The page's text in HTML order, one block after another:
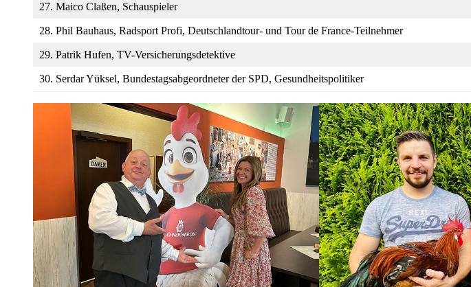
27. Maico Claßen, Schauspieler
28. Phil Bauhaus, Radsport Profi, Deutschlandtour- und Tour de France-Teilnehmer
29. Patrik Hufen, TV-Versicherungsdetektive
30. Serdar Yüksel, Bundestagsabgeordneter der SPD, Gesundheitspolitiker